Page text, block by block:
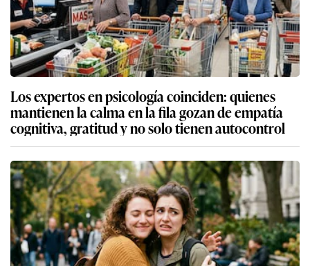
Los expertos en psicología coinciden: quienes
mantienen la calma en la fila gozan de empatía
cognitiva, gratitud y no solo tienen autocontrol